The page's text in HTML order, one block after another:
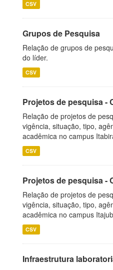
CSV
Grupos de Pesquisa
Relação de grupos de
do líder.
CSV
Projetos de pesquisa -
Relação de projetos de
vigência, situação, tipo,
acadêmica no campus
CSV
Projetos de pesquisa -
Relação de projetos de
vigência, situação, tipo,
acadêmica no campus
CSV
Infraestrutura